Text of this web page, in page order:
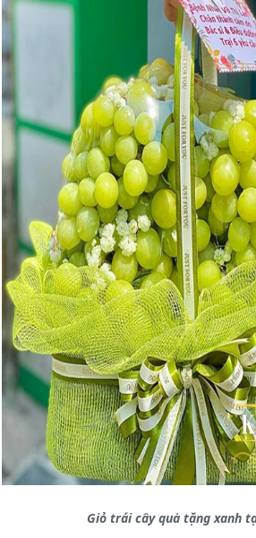
Giỏ trái cây quà tặng xanh